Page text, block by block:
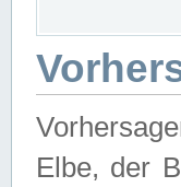
Elbe, der